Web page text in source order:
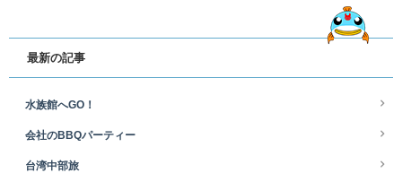
最新の記事
水族館へGO！
会社のBBQパーティー
台湾中部旅